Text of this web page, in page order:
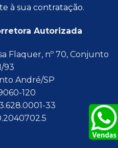
à sua contratação.
Autorizada
Flaquer, nº 70, Conjunto
93
André/SP
120
33